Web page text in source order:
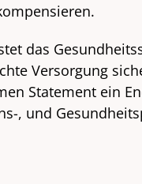
das
Versorgung
Statement ein
, und